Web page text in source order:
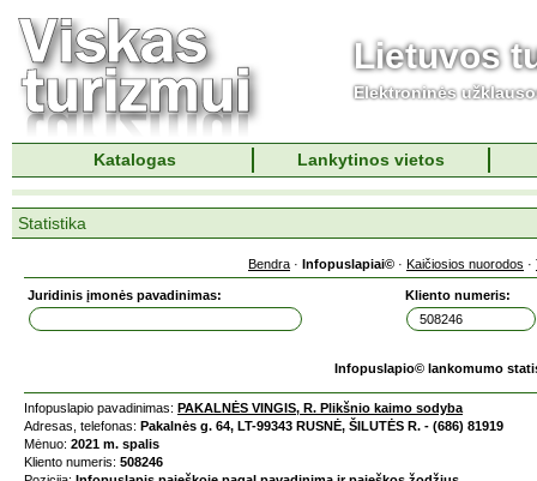
Lietuvos
Elektroninės
Katalogas Lankytinos vietos
Statistika
Bendra · Infopuslapiai© · Kaičiosios nuorodos ·
Juridinis įmonės pavadinimas: Kliento numeris:
Infopuslapio© lankomumo
Infopuslapio pavadinimas: PAKALNĖS VINGIS, R. Plikšnio kaimo sodyba
Adresas, telefonas: Pakalnės g. 64, LT-99343 RUSNĖ, ŠILUTĖS R. - (686) 81919
Mėnuo: 2021 m. spalis
Kliento numeris: 508246